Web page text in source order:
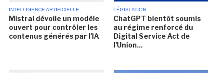
INTELLIGENCE ARTIFICIELLE
Mistral dévoile un modèle
ouvert pour contrôler les
contenus générés par l'IA
LÉGISLATION
ChatGPT bientôt soumis
au régime renforcé du
Digital Service Act de
l'Union...